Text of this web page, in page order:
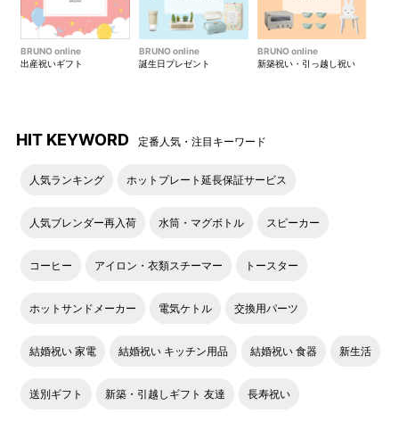
BRUNO online
出産祝いギフト
BRUNO online
誕生日プレゼント
BRUNO online
新築祝い・引っ越し祝い
HIT KEYWORD 定番人気・注目キーワード
人気ランキング ホットプレート延長保証サービス
人気ブレンダー再入荷 水筒・マグボトル スピーカー
コーヒー アイロン・衣類スチーマー トースター
ホットサンドメーカー 電気ケトル 交換用パーツ
結婚祝い 家電 結婚祝い キッチン用品 結婚祝い 食器 新生活
送別ギフト 新築・引越しギフト 友達 長寿祝い